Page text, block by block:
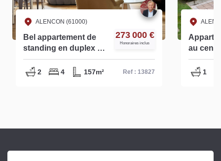
ALENCON (61000)
Appartement 2 pièces
au centre-ville
d'Alençon - Réf. 14557
80 000 €
Honoraires inclus
1 1 61m² Ref : 14557